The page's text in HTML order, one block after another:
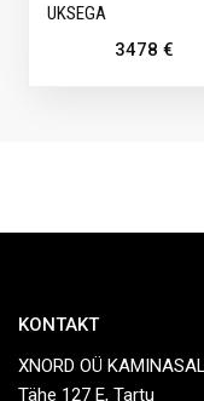
UKSEGA
3478 €
KONTAKT
XNORD OÜ
Tähe 127 E, Tartu